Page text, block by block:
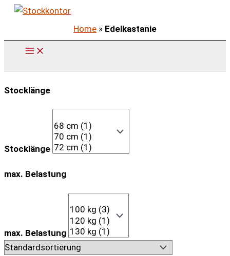
Zum
springen
Home » Edelkastanie
Stocklänge
Stocklänge
max. Belastung
max. Belastung